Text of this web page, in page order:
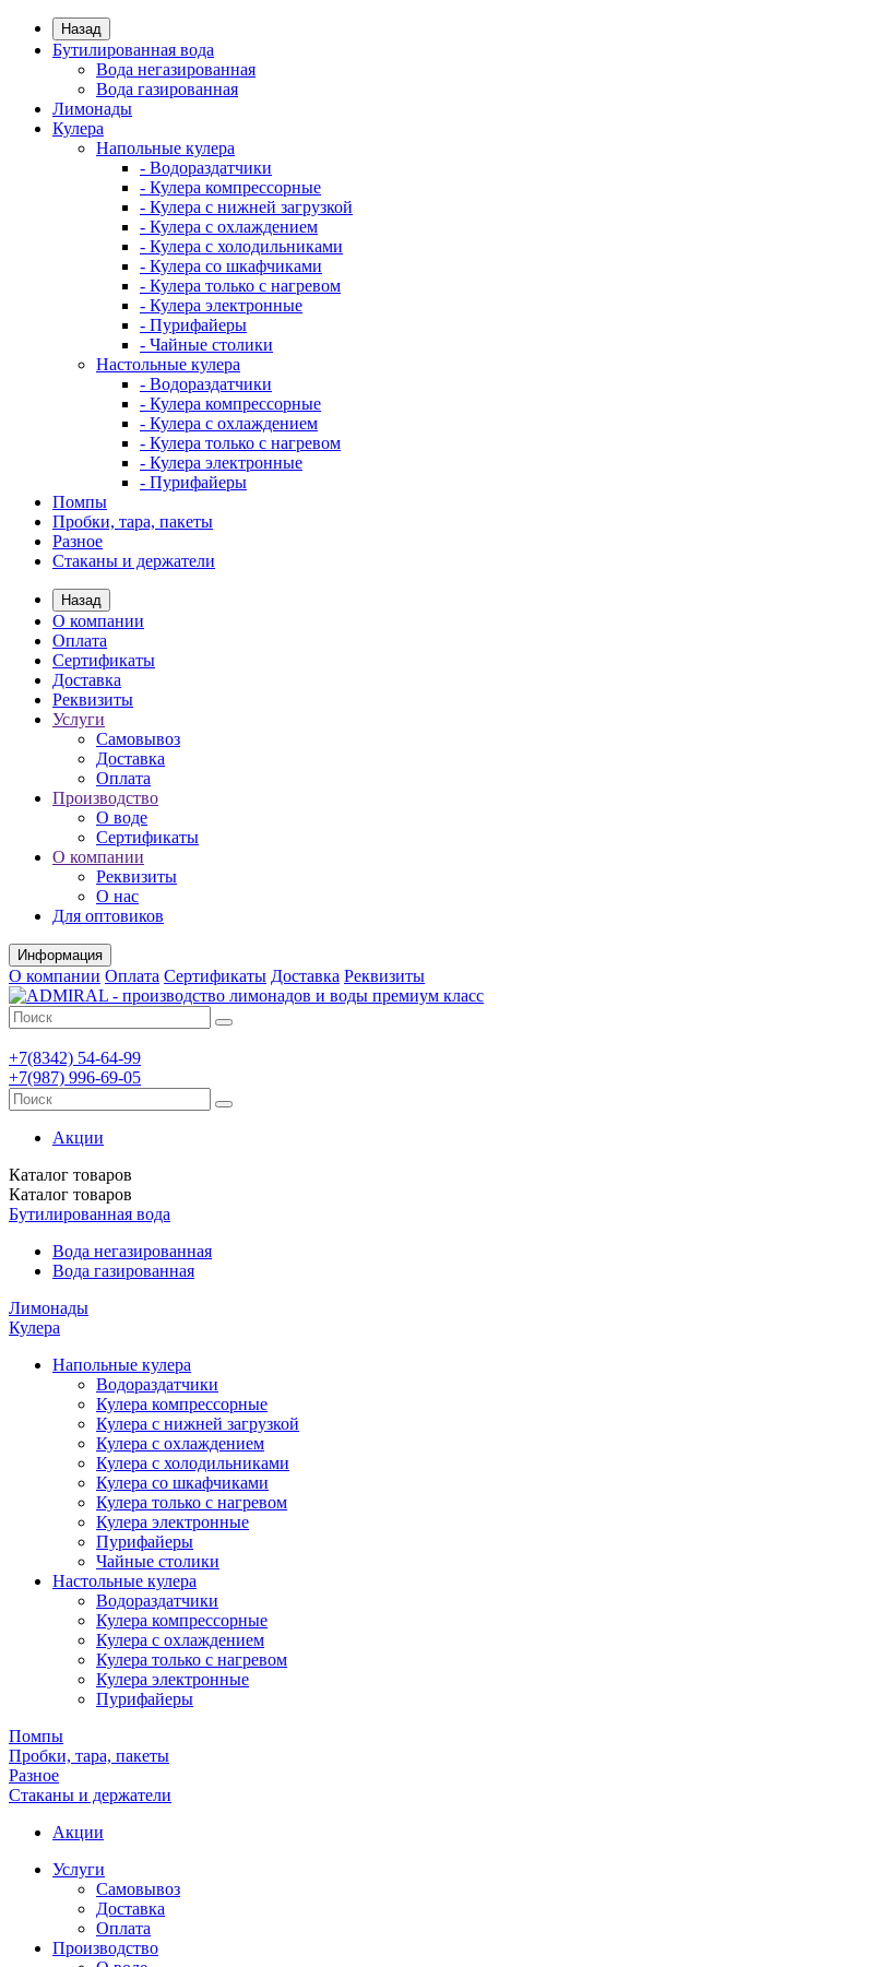
Назад
Бутилированная вода
Вода негазированная
Вода газированная
Лимонады
Кулера
Напольные кулера
- Водораздатчики
- Кулера компрессорные
- Кулера с нижней загрузкой
- Кулера с охлаждением
- Кулера с холодильниками
- Кулера со шкафчиками
- Кулера только с нагревом
- Кулера электронные
- Пурифайеры
- Чайные столики
Настольные кулера
- Водораздатчики
- Кулера компрессорные
- Кулера с охлаждением
- Кулера только с нагревом
- Кулера электронные
- Пурифайеры
Помпы
Пробки, тара, пакеты
Разное
Стаканы и держатели
Назад
О компании
Оплата
Сертификаты
Доставка
Реквизиты
Услуги
Самовывоз
Доставка
Оплата
Производство
О воде
Сертификаты
О компании
Реквизиты
О нас
Для оптовиков
Информация
О компании Оплата Сертификаты Доставка Реквизиты
+7(8342) 54-64-99
+7(987) 996-69-05
Акции
Каталог товаров
Каталог товаров
Бутилированная вода
Вода негазированная
Вода газированная
Лимонады
Кулера
Напольные кулера
Водораздатчики
Кулера компрессорные
Кулера с нижней загрузкой
Кулера с охлаждением
Кулера с холодильниками
Кулера со шкафчиками
Кулера только с нагревом
Кулера электронные
Пурифайеры
Чайные столики
Настольные кулера
Водораздатчики
Кулера компрессорные
Кулера с охлаждением
Кулера только с нагревом
Кулера электронные
Пурифайеры
Помпы
Пробки, тара, пакеты
Разное
Стаканы и держатели
Акции
Услуги
Самовывоз
Доставка
Оплата
Производство